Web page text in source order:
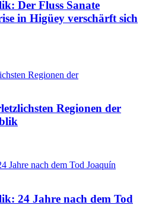
Der Fluss Sanate
in Higüey verschärft sich
Regionen der
24 Jahre nach dem Tod